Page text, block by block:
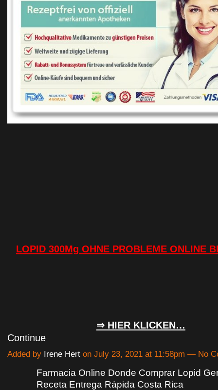
LOPID 300Mg OHNE PROBLEME ONLINE
⇒ HIER KLICKEN…
Continue
Added by Irene Hert on July 23, 2021 at 11:58pm — No
Farmacia Online Donde Comprar Lopid
Receta Entrega Rápida Costa Rica